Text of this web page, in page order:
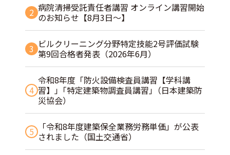
2 病院清掃受託責任者講習 オンライン講習開始
のお知らせ【8月3日～】
3 ビルクリーニング分野特定技能2号評価試験
第9回合格者発表（2026年6月）
4
令和8年度「防火設備検査員講習【学科講
習】」｢特定建築物調査員講習｣（日本建築防
災協会）
5
「令和8年度建築保全業務労務単価」が公表
されました（国土交通省）